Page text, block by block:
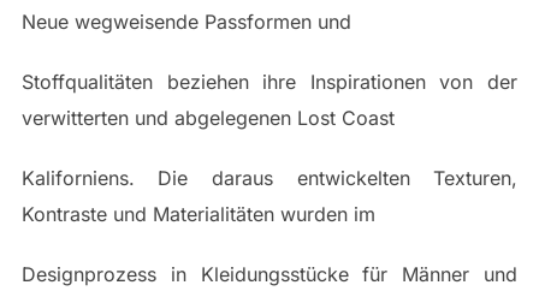
Neue wegweisende Passformen und
Stoffqualitäten beziehen ihre Inspirationen von der
verwitterten und abgelegenen Lost Coast
Kaliforniens. Die daraus entwickelten Texturen,
Kontraste und Materialitäten wurden im
Designprozess in Kleidungsstücke für Männer und